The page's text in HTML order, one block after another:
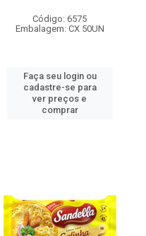
Código: 6575
Embalagem: CX 50UN
Faça seu login ou
cadastre-se para
ver preços e
comprar